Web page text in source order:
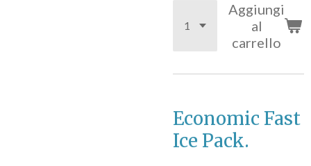
Aggiungi
al
carrello
Economic Fast
Ice Pack.